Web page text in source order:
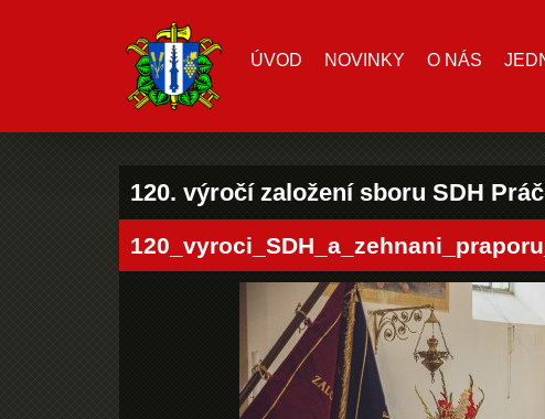
ÚVOD NOVINKY O NÁS
120. výročí založení sboru SDH